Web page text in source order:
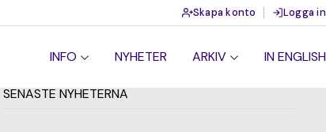
Skapa konto Logga in
INFO NYHETER ARKIV IN ENGLISH
SENASTE NYHETERNA